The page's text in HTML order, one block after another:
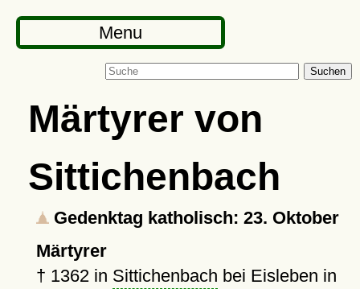
Menu
Suchen
Märtyrer von
Sittichenbach
Gedenktag katholisch: 23. Oktober
Märtyrer
† 1362in Sittichenbach bei Eisleben in